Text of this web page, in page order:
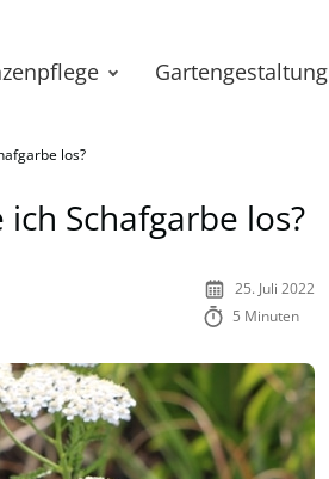
Gartengestaltung
los?
Schafgarbe los?
25. Juli 2022
5 Minuten